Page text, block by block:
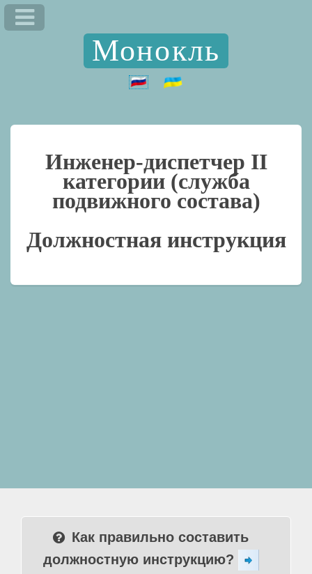
Монокль
Инженер-диспетчер II
категории (служба
подвижного состава)
Должностная инструкция
Как правильно составить
должностную инструкцию?